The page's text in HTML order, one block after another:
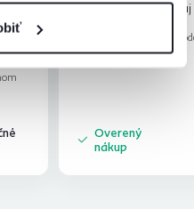
Top.Ako dodanie tak
Recenzia pre rovnaký
prevedení.
Overený
nákup